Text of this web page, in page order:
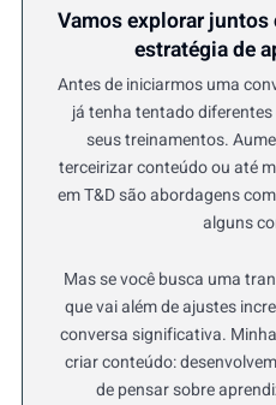
Vamos explorar
estratégia de
Antes de iniciarmos uma
já tenha tentado
seus treinamentos.
terceirizar conteúdo ou até
em T&D são abordagens
alguns
Mas se você busca uma
que vai além de ajustes
conversa significativa.
criar conteúdo:
de pensar sobre